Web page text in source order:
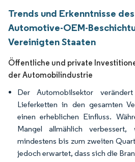
Trends und Erkenntnisse
Automotive-OEM-
Vereinigten Staaten
Öffentliche und private
der Automobilindustrie
Der Automobilsektor
Lieferketten in den gesamten
einen erheblichen Einfluss.
Mangel allmählich
mindestens bis zum zweiten
jedoch erwartet, dass sich die